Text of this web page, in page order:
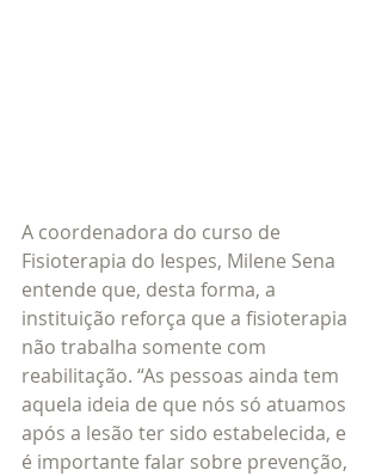
A coordenadora do curso de
Fisioterapia do Iespes, Milene Sena
entende que, desta forma, a
instituição reforça que a fisioterapia
não trabalha somente com
reabilitação. “As pessoas ainda tem
aquela ideia de que nós só atuamos
após a lesão ter sido estabelecida, e
é importante falar sobre prevenção,